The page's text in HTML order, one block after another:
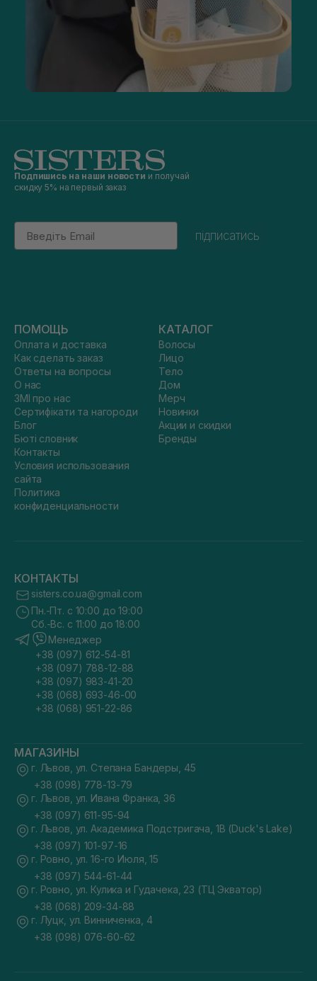
Подпишись на наши новости и получай
скидку 5% на первый заказ
Email
підписатись
ПОМОЩЬ
Оплата и доставка
Как сделать заказ
Ответы на вопросы
О нас
ЗМІ про нас
Сертифікати та нагороди
Блог
Бюті словник
Контакты
Условия использования
сайта
Политика
конфиденциальности
КАТАЛОГ
Волосы
Лицо
Тело
Дом
Мерч
Новинки
Акции и скидки
Бренды
КОНТАКТЫ
sisters.co.ua@gmail.com
Пн.-Пт. с 10:00 до 19:00
Сб.-Вс. с 11:00 до 18:00
Менеджер
+38 (097) 612-54-81
+38 (097) 788-12-88
+38 (097) 983-41-20
+38 (068) 693-46-00
+38 (068) 951-22-86
МАГАЗИНЫ
г. Львов, ул. Степана Бандеры, 45
+38 (098) 778-13-79
г. Львов, ул. Ивана Франка, 36
+38 (097) 611-95-94
г. Львов, ул. Академика Подстригача, 1В (Duck's Lake)
+38 (097) 101-97-16
г. Ровно, ул. 16-го Июля, 15
+38 (097) 544-61-44
г. Ровно, ул. Кулика и Гудачека, 23 (ТЦ Экватор)
+38 (068) 209-34-88
г. Луцк, ул. Винниченка, 4
+38 (098) 076-60-62